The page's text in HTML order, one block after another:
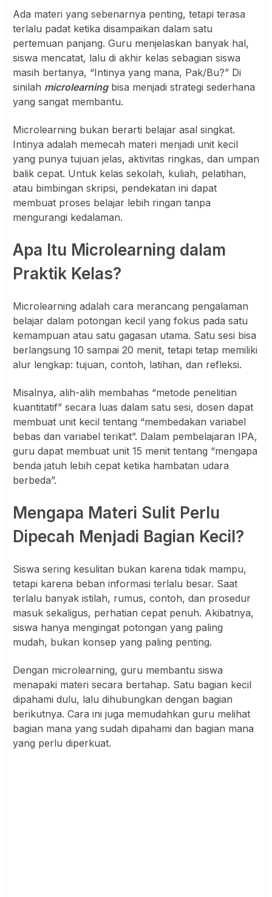
Ada materi yang sebenarnya penting, tetapi terasa
terlalu padat ketika disampaikan dalam satu
pertemuan panjang. Guru menjelaskan banyak hal,
siswa mencatat, lalu di akhir kelas sebagian siswa
masih bertanya, “Intinya yang mana, Pak/Bu?” Di
sinilah microlearningbisa menjadi strategi sederhana
yang sangat membantu.
Microlearning bukan berarti belajar asal singkat.
Intinya adalah memecah materi menjadi unit kecil
yang punya tujuan jelas, aktivitas ringkas, dan umpan
balik cepat. Untuk kelas sekolah, kuliah, pelatihan,
atau bimbingan skripsi, pendekatan ini dapat
membuat proses belajar lebih ringan tanpa
mengurangi kedalaman.
Apa Itu Microlearning dalam
Praktik Kelas?
Microlearning adalah cara merancang pengalaman
belajar dalam potongan kecil yang fokus pada satu
kemampuan atau satu gagasan utama. Satu sesi bisa
berlangsung 10 sampai 20 menit, tetapi tetap memiliki
alur lengkap: tujuan, contoh, latihan, dan refleksi.
Misalnya, alih-alih membahas “metode penelitian
kuantitatif” secara luas dalam satu sesi, dosen dapat
membuat unit kecil tentang “membedakan variabel
bebas dan variabel terikat”. Dalam pembelajaran IPA,
guru dapat membuat unit 15 menit tentang “mengapa
benda jatuh lebih cepat ketika hambatan udara
berbeda”.
Mengapa Materi Sulit Perlu
Dipecah Menjadi Bagian Kecil?
Siswa sering kesulitan bukan karena tidak mampu,
tetapi karena beban informasi terlalu besar. Saat
terlalu banyak istilah, rumus, contoh, dan prosedur
masuk sekaligus, perhatian cepat penuh. Akibatnya,
siswa hanya mengingat potongan yang paling
mudah, bukan konsep yang paling penting.
Dengan microlearning, guru membantu siswa
menapaki materi secara bertahap. Satu bagian kecil
dipahami dulu, lalu dihubungkan dengan bagian
berikutnya. Cara ini juga memudahkan guru melihat
bagian mana yang sudah dipahami dan bagian mana
yang perlu diperkuat.